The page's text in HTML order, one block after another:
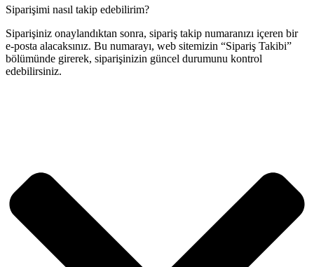
Siparişimi nasıl takip edebilirim?
Siparişiniz onaylandıktan sonra, sipariş takip numaranızı içeren bir
e-posta alacaksınız. Bu numarayı, web sitemizin “Sipariş Takibi”
bölümünde girerek, siparişinizin güncel durumunu kontrol
edebilirsiniz.